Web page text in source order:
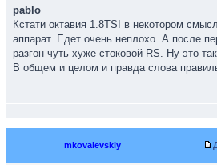
pablo
Кстати октавия 1.8TSI в некотором
аппарат. Едет очень неплохо. А после
разгон чуть хуже стоковой RS. Ну это
В общем и целом и правда слова
mkovalevskiy